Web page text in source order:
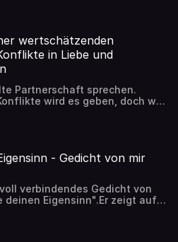
wertschätzenden
in Liebe und
Partnerschaft sprechen.
wird es geben, doch wie
geklärt werden? Und welche
spreche ich in dieser
- Gedicht von mir
verbindendes Gedicht von
deinen Eigensinn".Er zeigt auf,
Zeit vorbei ist und
hören.Vielleicht ist es auch